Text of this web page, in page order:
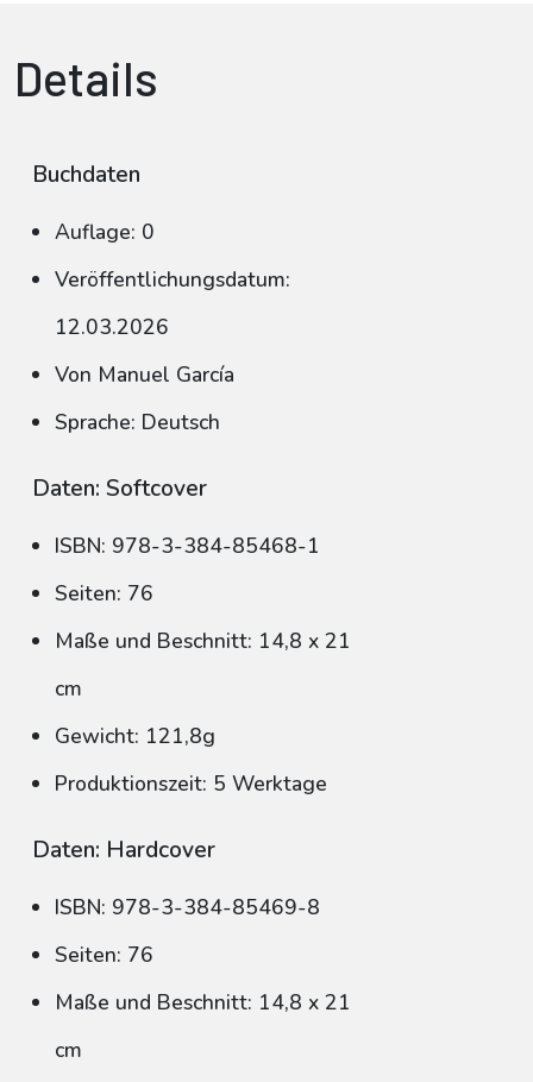
Details
Buchdaten
Auflage: 0
Veröffentlichungsdatum:
12.03.2026
Von Manuel García
Sprache: Deutsch
Daten: Softcover
ISBN: 978-3-384-85468-1
Seiten: 76
Maße und Beschnitt: 14,8 x 21
cm
Gewicht: 121,8g
Produktionszeit: 5 Werktage
Daten: Hardcover
ISBN: 978-3-384-85469-8
Seiten: 76
Maße und Beschnitt: 14,8 x 21
cm